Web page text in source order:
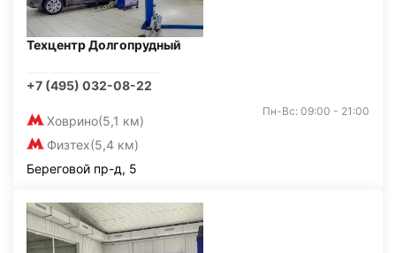
Техцентр Долгопрудный
+7 (495) 032-08-22
Ховрино(5,1 км)
Физтех(5,4 км)
Пн-Вс: 09:00 - 21:00
Береговой пр-д, 5